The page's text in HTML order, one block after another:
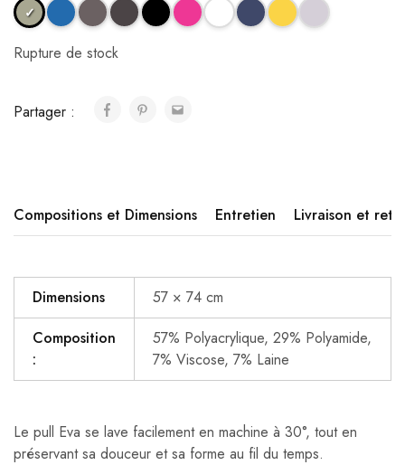
Rupture de stock
Partager :
Compositions et Dimensions Entretien Livraison et
Dimensions
57 × 74 cm
Composition
:
57% Polyacrylique, 29% Polyamide,
7% Viscose, 7% Laine
Le pull Eva se lave facilement en machine à 30°, tout en
préservant sa douceur et sa forme au fil du temps.